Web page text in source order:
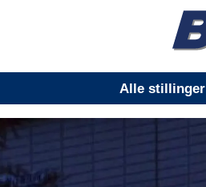
Alle stillinger